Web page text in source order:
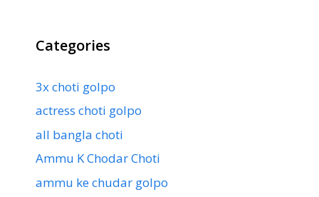
Categories
3x choti golpo
actress choti golpo
all bangla choti
Ammu K Chodar Choti
ammu ke chudar golpo